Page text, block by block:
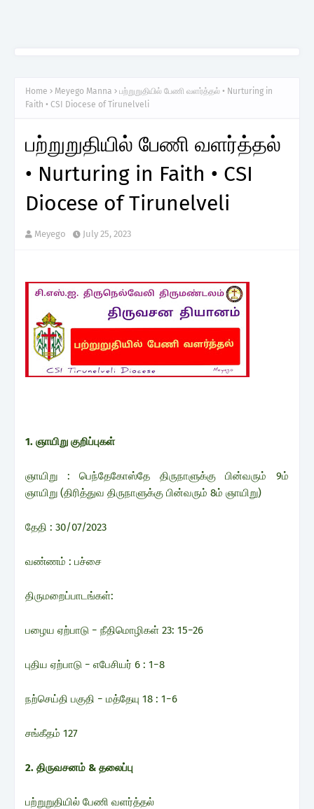
Home Meyego Manna
பற்றுறுதியில் பேணி வளர்த்தல் • Nurturing in
Faith • CSI Diocese of Tirunelveli
பற்றுறுதியில் பேணி வளர்த்தல்
• Nurturing in Faith • CSI
Diocese of Tirunelveli
Meyego July 25, 2023
1. ஞாயிறு குறிப்புகள்
ஞாயிறு : பெந்தேகோஸ்தே திருநாளுக்கு பின்வரும் 9ம்
ஞாயிறு (திரித்துவ திருநாளுக்கு பின்வரும் 8ம் ஞாயிறு)
தேதி : 30/07/2023
வண்ணம் : பச்சை
திருமறைப்பாடங்கள்:
பழைய ஏற்பாடு − நீதிமொழிகள் 23: 15−26
புதிய ஏற்பாடு − எபேசியர் 6 : 1−8
நற்செய்தி பகுதி − மத்தேயு 18 : 1−6
சங்கீதம் 127
2. திருவசனம் & தலைப்பு
பற்றுறுதியில் பேணி வளர்த்தல்